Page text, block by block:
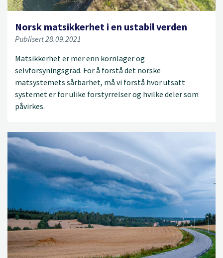
Norsk matsikkerhet i en ustabil verden
Publisert 28.09.2021
Matsikkerhet er mer enn kornlager og
selvforsyningsgrad. For å forstå det norske
matsystemets sårbarhet, må vi forstå hvor utsatt
systemet er for ulike forstyrrelser og hvilke deler som
påvirkes.